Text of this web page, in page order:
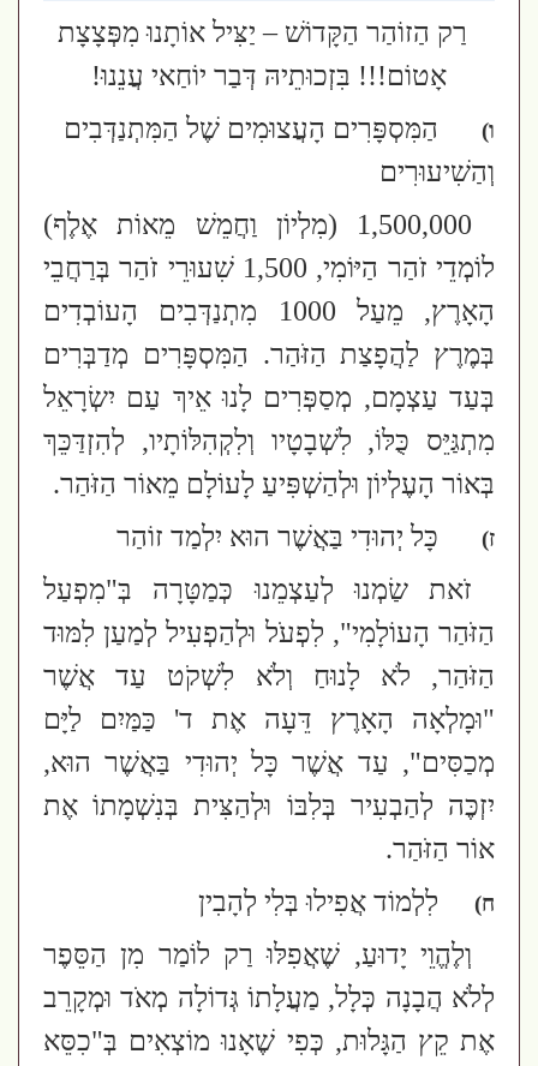
רַק הַזוֹהַר הַקָּדוֹשׁ – יַצִּיל אוֹתָנוּ מִפְּצָצָת
אָטוֹם!!! בִּזְכוּתֵיהּ דְּבַר יוֹחַאי עֲנֵנוּ!
הַמִּסְפָּרִים הָעֲצוּמִים שֶׁל הַמִּתְנַדְּבִים
וְהַשִׁיעוּרִים
1,500,000
(מִלְיוֹן וַחֲמֵשׁ מֵאוֹת אֶלֶף)
לוֹמְדֵי זֹהַר הַיּוֹמִי, 1,500 שִׁעוּרֵי זֹהַר בְּרַחֲבֵי
הָאָרֶץ, מֵעַל 1000 מִתְנַדְּבִים הָעוֹבְדִים
בְּמֶרֶץ לַהֲפָצַת הַזֹּהַר. הַמִּסְפָּרִים מְדַבְּרִים
בְּעַד עַצְמָם, מְסַפְּרִים לָנוּ אֵיךְ עַם יִשְׂרָאֵל
מִתְגַּיֵּס כֻּלּוֹ, לִשְׁבָטָיו וְלִקְהִלּוֹתָיו, לְהִזְדַּכֵּךְ
בְּאוֹר הָעֶלְיוֹן וּלְהַשְׁפִּיעַ לָעוֹלָם מֵאוֹר הַזֹּהַר.
כָּל יְהוּדִי בַּאֲשֶׁר הוּא יִלְמַד זוֹהַר
זֹאת שַׂמְנוּ לְעַצְמֵנוּ כְּמַטָּרָה בְּ"מִפְעַל
הַזֹּהַר הָעוֹלָמִי", לִפְעֹל וּלְהַפְעִיל לְמַעַן לִמּוּד
הַזֹּהַר, לֹא לָנוּחַ וְלֹא לִשְׁקֹט עַד אֲשֶׁר
"וּמָלְאָה הָאָרֶץ דֵּעָה אֶת ד' כַּמַּיִם לַיָּם
מְכַסִּים",עַד אֲשֶׁר כָּל יְהוּדִי בַּאֲשֶׁר הוּא,
יִזְכֶּה לְהַבְעִיר בְּלִבּוֹ וּלְהַצִּית בְּנִשְׁמָתוֹ אֶת
אוֹר הַזֹּהַר.
ח)
לִלְמוֹד אֲפִילוּ בְּלִי לְהָבִין
וְלֶהֱוֵי יָדוּעַ, שֶׁאֲפִלּוּרַק לוֹמַר מִן הַסֵּפֶר
לְלֹא הֲבָנָה כְּלָל, מַעֲלָתוֹ גְּדוֹלָה מְאֹד וּמְקָרֵב
אֶת קֵץ הַגָּלוּת, כְּפִי שֶׁאָנוּ מוֹצְאִים בְּ"כִסֵּא